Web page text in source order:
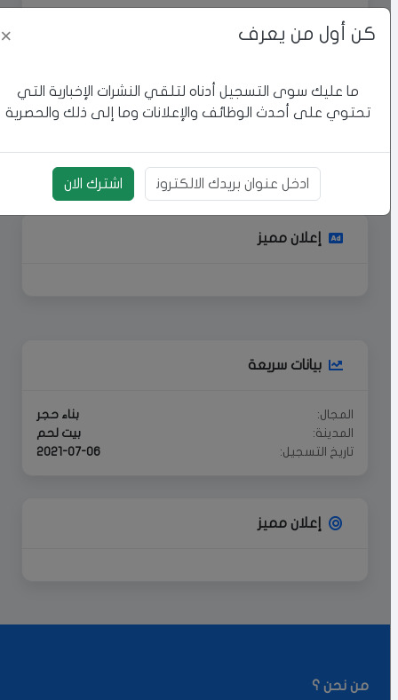
إعلان مميز
يمكنك الوصول إلى المزيد من
اكتشف المزيد من المحترفين في مجال
بناء حجر واحصل على الخدمات التي
بيانات سريعة
المجال:
بناء حجر
المدينة:
بيت لحم
تاريخ التسجيل:
2021-07-06
إعلان مميز
من نحن ؟
كن أول من يعرف ×
ما عليك سوى التسجيل أدناه لتلقي النشرات الإخبارية التي
تحتوي على أحدث الوظائف والإعلانات وما إلى ذلك والحصرية
بريد الالكتروني
اشترك الان